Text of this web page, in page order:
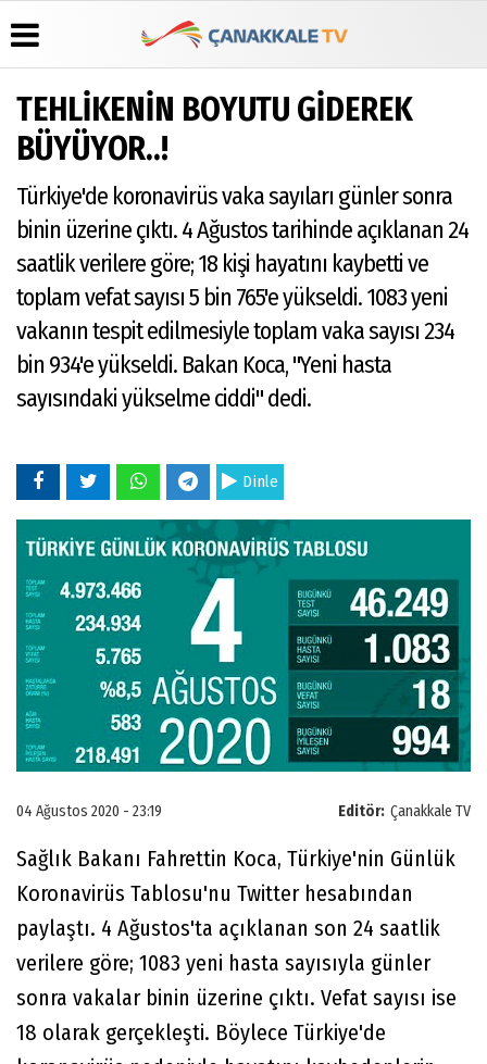
Üye Paneli
Haber
Arşivi
Gazete
Arşivi
Günün
Haberleri
Hava
Durumu
Gazete
Manşetleri
Anketler
Biyografiler
Video
Galeri
Foto
Galeri
Çerez
Gizlilik
İlkeleri
TEHLİKENİN BOYUTU GİDEREK
BÜYÜYOR..!
Türkiye'de koronavirüs vaka sayıları günler sonra
binin üzerine çıktı. 4 Ağustos tarihinde açıklanan 24
saatlik verilere göre; 18 kişi hayatını kaybetti ve
toplam vefat sayısı 5 bin 765'e yükseldi. 1083 yeni
vakanın tespit edilmesiyle toplam vaka sayısı 234
bin 934'e yükseldi. Bakan Koca, "Yeni hasta
sayısındaki yükselme ciddi" dedi.
Dinle
Editör: Çanakkale TV
04 Ağustos 2020 - 23:19
Sağlık Bakanı Fahrettin Koca, Türkiye'nin Günlük
Koronavirüs Tablosu'nu Twitter hesabından
paylaştı. 4 Ağustos'ta açıklanan son 24 saatlik
verilere göre; 1083 yeni hasta sayısıyla günler
sonra vakalar binin üzerine çıktı. Vefat sayısı ise
18 olarak gerçekleşti. Böylece Türkiye'de